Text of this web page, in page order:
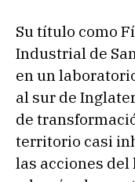
Su título como
Industrial de
en un
al sur de
de
territorio casi
las acciones del